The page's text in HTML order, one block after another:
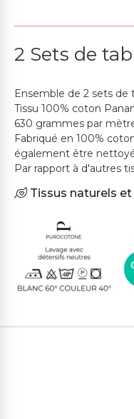
2 Sets de
Ensemble de 2 sets de
Tissu 100% coton
630 grammes par
Fabriqué en 100%
également être
Par rapport à d'autres
Tissus naturels